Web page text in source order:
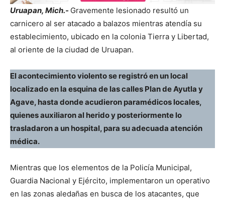
Uruapan, Mich.- Gravemente lesionado resultó un
carnicero al ser atacado a balazos mientras atendía su
establecimiento, ubicado en la colonia Tierra y Libertad,
al oriente de la ciudad de Uruapan.
El acontecimiento violento se registró en un local
localizado en la esquina de las calles Plan de Ayutla y
Agave, hasta donde acudieron paramédicos locales,
quienes auxiliaron al herido y posteriormente lo
trasladaron a un hospital, para su adecuada atención
médica.
Mientras que los elementos de la Policía Municipal,
Guardia Nacional y Ejército, implementaron un operativo
en las zonas aledañas en busca de los atacantes, que